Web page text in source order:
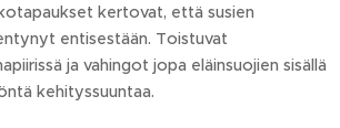
kertovat, että susien
entisestään. Toistuvat
ja vahingot jopa eläinsuojien sisällä
kehityssuuntaa.